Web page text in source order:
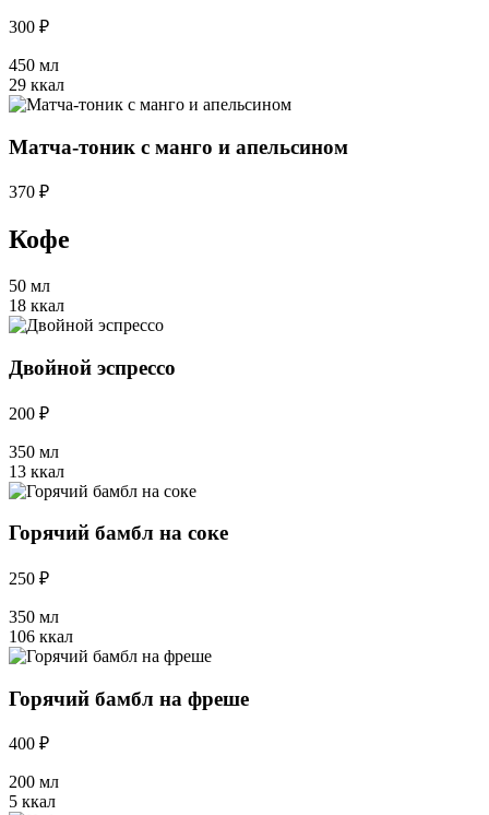
300 ₽
450 мл
29 ккал
Матча-тоник с манго и апельсином
370 ₽
Кофе
50 мл
18 ккал
Двойной эспрессо
200 ₽
350 мл
13 ккал
Горячий бамбл на соке
250 ₽
350 мл
106 ккал
Горячий бамбл на фреше
400 ₽
200 мл
5 ккал